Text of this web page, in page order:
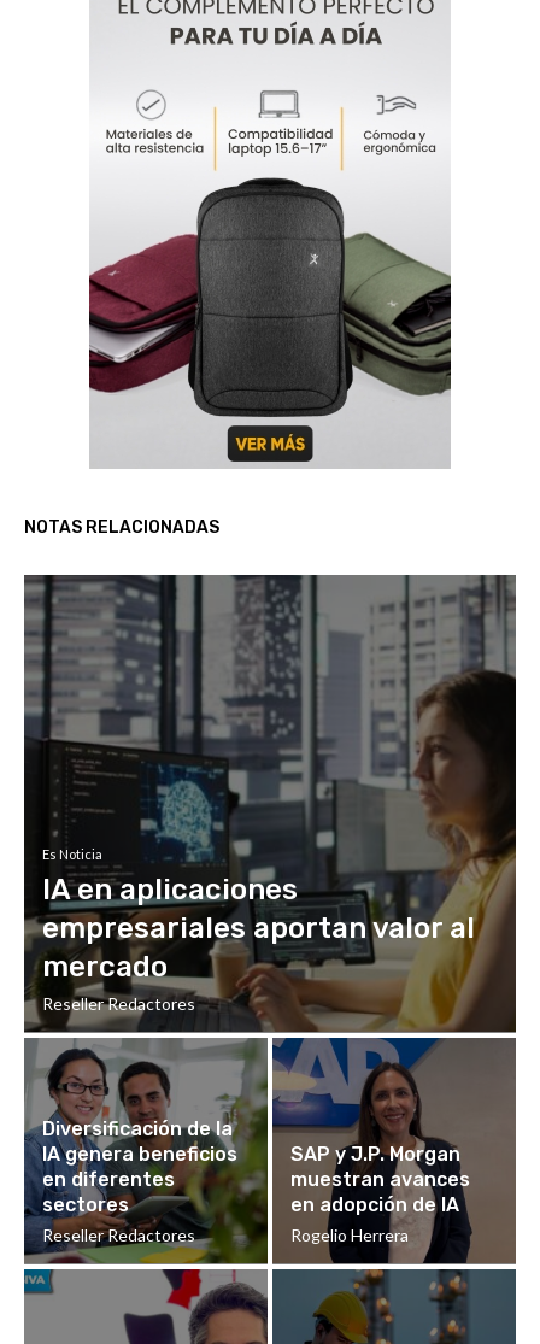
NOTAS RELACIONADAS
Es Noticia
IA en aplicaciones
empresariales aportan valor al
mercado
Reseller Redactores
Diversificación de la
IA genera beneficios
en diferentes
sectores
Reseller Redactores
SAP y J.P. Morgan
muestran avances
en adopción de IA
Rogelio Herrera